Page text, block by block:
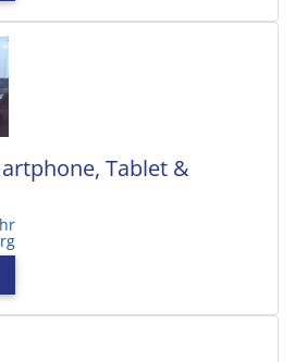
Tablet &